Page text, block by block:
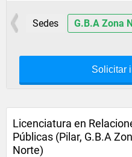
Sedes G.B.A Zona
Solicitar
Licenciatura en
Públicas (Pilar, G.B.A
Norte)